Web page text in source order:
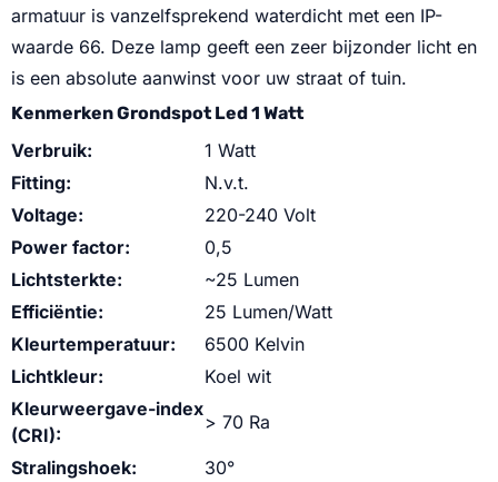
armatuur is vanzelfsprekend waterdicht met een IP-
waarde 66. Deze lamp geeft een zeer bijzonder licht en
is een absolute aanwinst voor uw straat of tuin.
Kenmerken Grondspot Led 1 Watt
Verbruik:
1 Watt
Fitting:
N.v.t.
Voltage:
220-240 Volt
Power factor:
0,5
Lichtsterkte:
~25 Lumen
Efficiëntie:
25 Lumen/Watt
Kleurtemperatuur:
6500 Kelvin
Lichtkleur:
Koel wit
Kleurweergave-index
(CRI):
> 70 Ra
Stralingshoek:
30°